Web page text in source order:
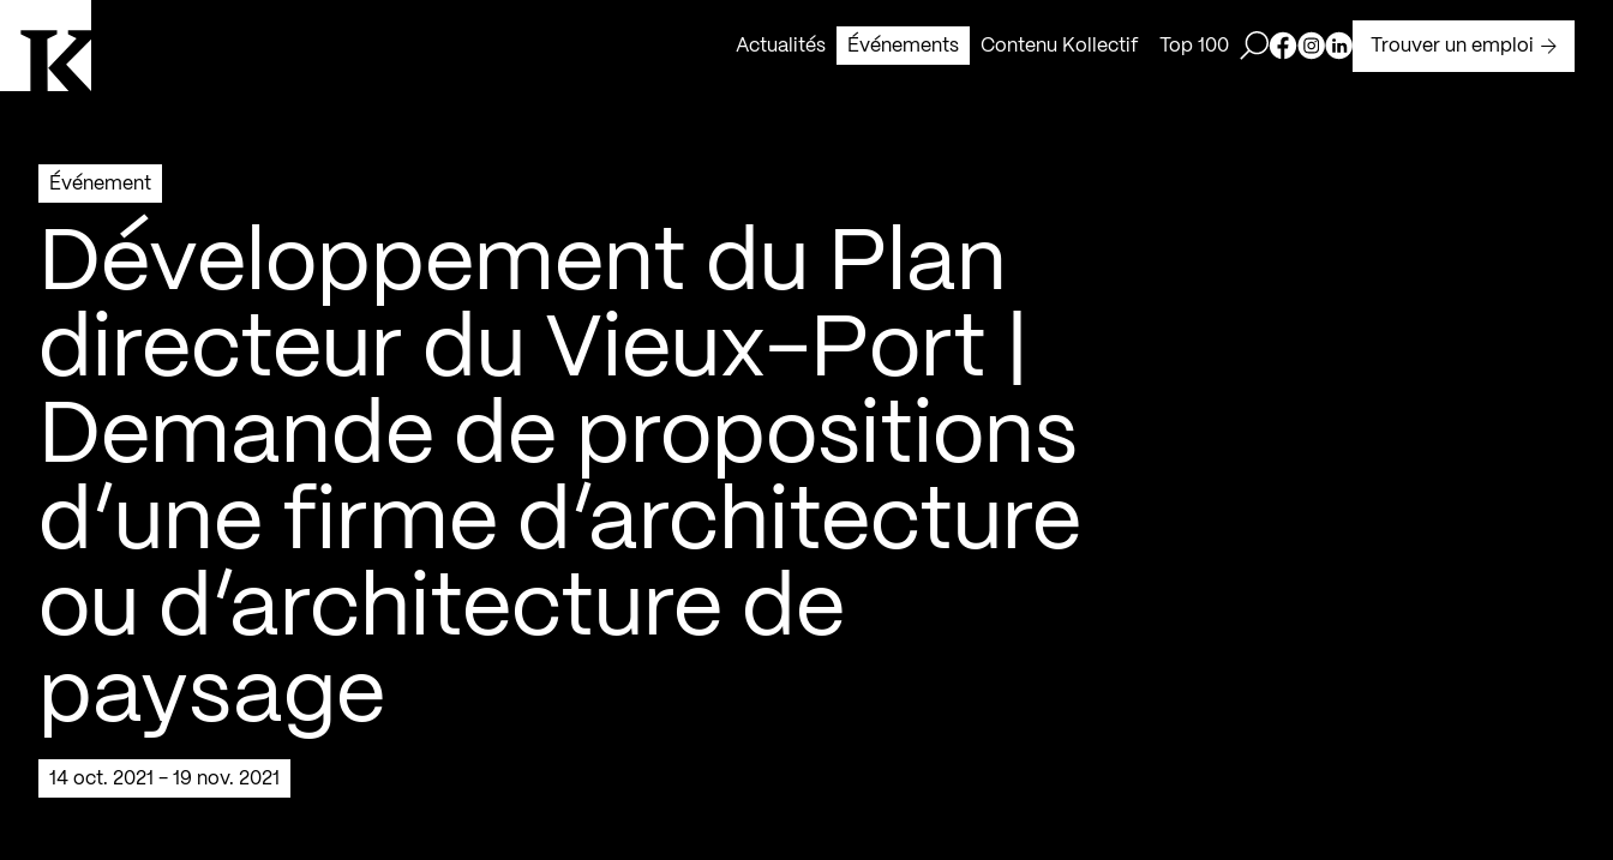
Actualités
Événements Contenu Kollectif Top 100 Ouvrir la barre de recherche
Page Facebook de Kollectif
Page Instagram de Kollectif
Page Linkedin de Kollectif
Trouver un emploi
Événement
Développement du Plan
directeur du Vieux-Port |
Demande de propositions
d’une firme d’architecture
ou d’architecture de
paysage
14 oct. 2021 - 19 nov. 2021